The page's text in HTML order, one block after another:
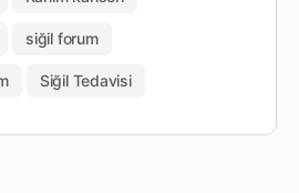
siğil forum
Siğil Tedavisi